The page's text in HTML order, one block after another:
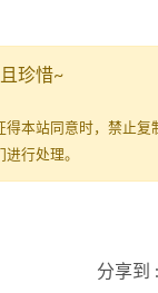
珍惜~
本站同意时，禁止复
行处理。
分享到 :